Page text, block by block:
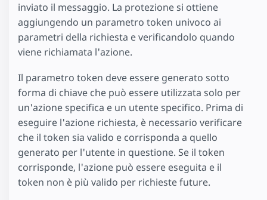
inviato il messaggio. La protezione si ottiene
aggiungendo un parametro token univoco ai
parametri della richiesta e verificandolo quando
viene richiamata l'azione.
Il parametro token deve essere generato sotto
forma di chiave che può essere utilizzata solo per
un'azione specifica e un utente specifico. Prima di
eseguire l'azione richiesta, è necessario verificare
che il token sia valido e corrisponda a quello
generato per l'utente in questione. Se il token
corrisponde, l'azione può essere eseguita e il
token non è più valido per richieste future.